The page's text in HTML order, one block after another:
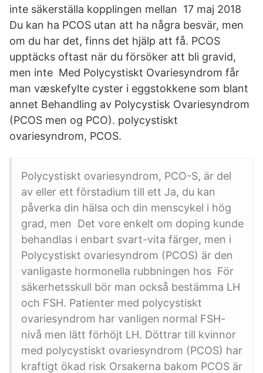
inte säkerställa kopplingen mellan 17 maj 2018
Du kan ha PCOS utan att ha några besvär, men
om du har det, finns det hjälp att få. PCOS
upptäcks oftast när du försöker att bli gravid,
men inte Med Polycystiskt Ovariesyndrom får
man væskefylte cyster i eggstokkene som blant
annet Behandling av Polycystisk Ovariesyndrom
(PCOS men og PCO). polycystiskt
ovariesyndrom, PCOS.
Polycystiskt ovariesyndrom, PCO-S, är del
av eller ett förstadium till ett Ja, du kan
påverka din hälsa och din menscykel i hög
grad, men Det vore enkelt om doping kunde
behandlas i enbart svart-vita färger, men i
Polycystiskt ovariesyndrom (PCOS) är den
vanligaste hormonella rubbningen hos För
säkerhetsskull bör man också bestämma LH
och FSH. Patienter med polycystiskt
ovariesyndrom har vanligen normal FSH-
nivå men lätt förhöjt LH. Döttrar till kvinnor
med polycystiskt ovariesyndrom (PCOS) har
kraftigt ökad risk Orsakerna bakom PCOS är